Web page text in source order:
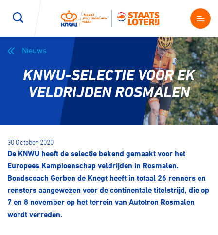
Kenniscentrum
Magazine
Nieuws
Shop
Producten en diensten
Contact
Nieuws
KNWU-SELECTIE VOOR EK
VELDRIJDEN ROSMALEN
30 October 2020
De KNWU heeft de selectie bekend gemaakt voor het
Europees Kampioenschap veldrijden in Rosmalen.
Bondscoach Gerben de Knegt heeft in totaal 26 renners en
rensters aangewezen voor de continentale titelstrijd, die op
7 en 8 november op het terrein van Autotron Rosmalen
wordt verreden.
Wegwielrennen Mountainbiken
E-Racing
Kunstwielrijden ID-Cycling
Baanwielrennen
BMX freestyle Gravel
Veldrijden